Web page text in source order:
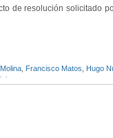
de resolución solicitado
Francisco Matos Hugo